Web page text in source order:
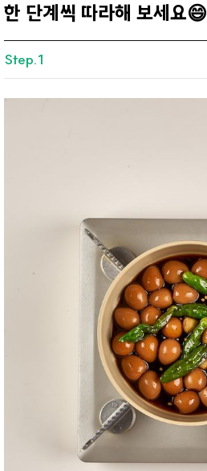
한 단계씩 따라해 보세요😄
Step.1